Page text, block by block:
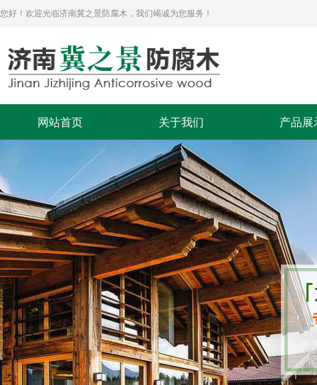
您好！欢迎光临济南冀之景防腐木，我们竭诚为您服务！
网站首页 关于我们 产品展